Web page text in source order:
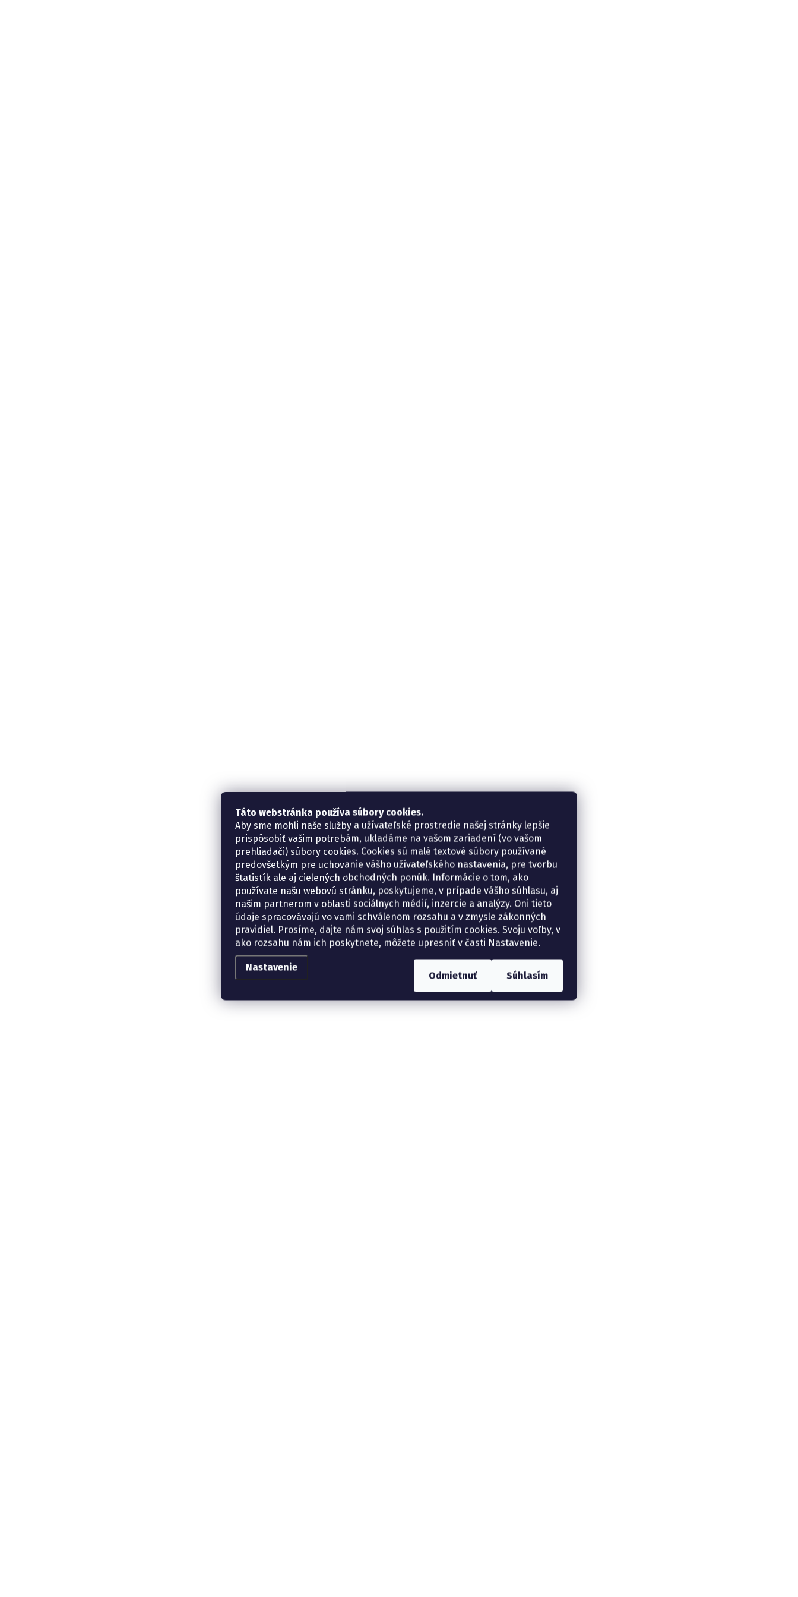
Táto webstránka používa súbory cookies.
Aby sme mohli naše služby a užívateľské prostredie našej stránky lepšie
prispôsobiť vašim potrebám, ukladáme na vašom zariadení (vo vašom
prehliadači) súbory cookies. Cookies sú malé textové súbory používané
predovšetkým pre uchovanie vášho užívateľského nastavenia, pre tvorbu
štatistík ale aj cielených obchodných ponúk. Informácie o tom, ako
používate našu webovú stránku, poskytujeme, v prípade vášho súhlasu, aj
našim partnerom v oblasti sociálnych médií, inzercie a analýzy. Oni tieto
údaje spracovávajú vo vami schválenom rozsahu a v zmysle zákonných
pravidiel. Prosíme, dajte nám svoj súhlas s použitím cookies. Svoju voľby, v
ako rozsahu nám ich poskytnete, môžete upresniť v časti Nastavenie.
Nastavenie
Odmietnuť Súhlasím